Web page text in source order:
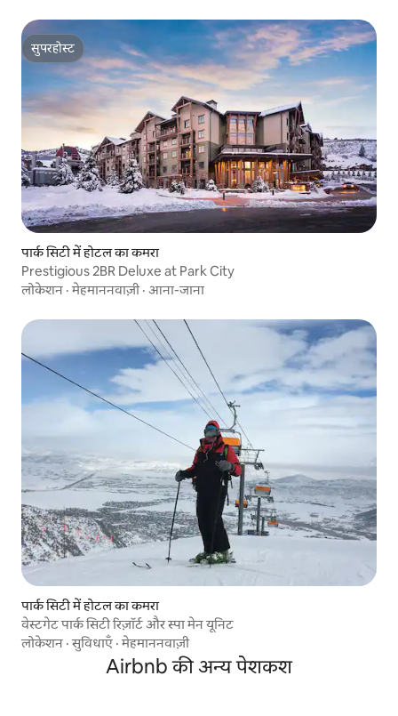
सुपरहोस्ट
सुपरहोस्ट
पार्क सिटी में होटल का कमरा
Prestigious 2BR Deluxe at Park City
लोकेशन ·मेहमाननवाज़ी · आना-जाना
पार्क सिटी में होटल का कमरा
वेस्टगेट पार्क सिटी रिज़ॉर्ट और स्पा मेन यूनिट
लोकेशन ·सुविधाएँ ·मेहमाननवाज़ी
Airbnb की अन्य पेशकश